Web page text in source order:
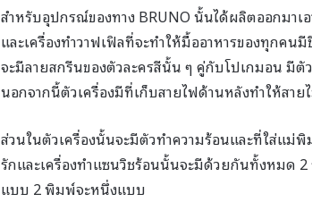
สำหรับอุปกรณ์ของทาง BRUNO นั้นได้ผลิตออกมาเ
และเครื่องทำวาฟเฟิลที่จะทำให้มื้ออาหารของทุกคน
จะมีลายสกรีนของตัวละครสีนั้น ๆ คู่กับโปเกมอน มีตัว
นอกจากนี้ตัวเครื่องมีที่เก็บสายไฟด้านหลังทำให้สายไ
ส่วนในตัวเครื่องนั้นจะมีตัวทำความร้อนและที่ใส่แม่
รักและเครื่องทำแซนวิชร้อนนั้นจะมีด้วยกันทั้งหมด
แบบ 2 พิมพ์จะหนึ่งแบบ